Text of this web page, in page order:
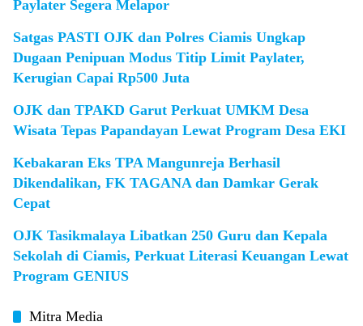
Paylater Segera Melapor
Satgas PASTI OJK dan Polres Ciamis Ungkap
Dugaan Penipuan Modus Titip Limit Paylater,
Kerugian Capai Rp500 Juta
OJK dan TPAKD Garut Perkuat UMKM Desa
Wisata Tepas Papandayan Lewat Program Desa EKI
Kebakaran Eks TPA Mangunreja Berhasil
Dikendalikan, FK TAGANA dan Damkar Gerak
Cepat
OJK Tasikmalaya Libatkan 250 Guru dan Kepala
Sekolah di Ciamis, Perkuat Literasi Keuangan Lewat
Program GENIUS
Mitra Media